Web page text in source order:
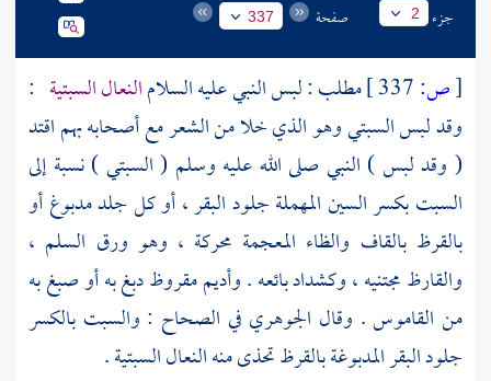
جزء 2 صفحة 337
[ص: مطلب : لبس النبي عليه السلامالنعال السبتية :
وقد لبس السبتي وهو الذي خلا من الشعر مع أصحابه بهم اقتد
( وقد لبس ) النبي صلى الله عليه وسلم ( السبتي ) نسبة إلى
السبت بكسر السين المهملة جلود البقر ، أو كل جلد مدبوغ أو
بالقرظ بالقاف والظاء المعجمة محركة ، وهو ورق السلم ،
والقارظ مجتنيه ، وكشداد بائعه . وأديم مقروظ دبغ به أو صبغ به
من القاموس . وقال الجوهري في الصحاح : والسبت بالكسر
جلود البقر المدبوغة بالقرظ تحذى منه النعال السبتية .